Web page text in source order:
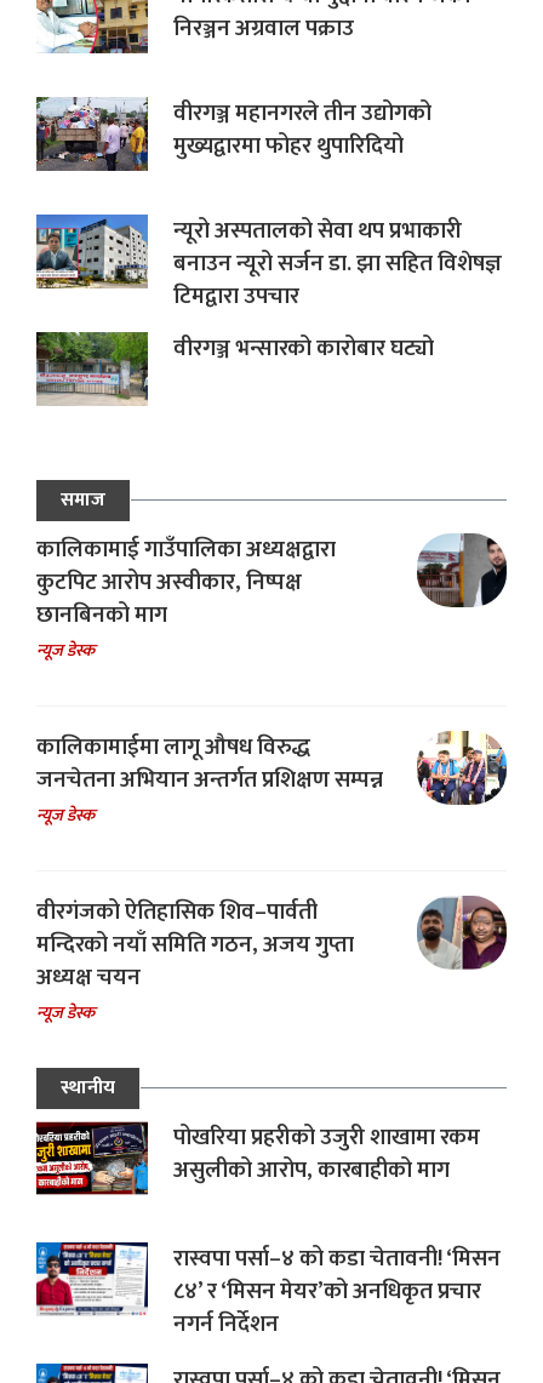
निरञ्जन अग्रवाल पक्राउ
वीरगञ्ज महानगरले तीन उद्योगको
मुख्यद्वारमा फोहर थुपारिदियो
न्यूरो अस्पतालको सेवा थप प्रभाकारी
बनाउन न्यूरो सर्जन डा. झा सहित विशेषज्ञ
टिमद्वारा उपचार
वीरगञ्ज भन्सारको कारोबार घट्यो
समाज
कालिकामाई गाउँपालिका अध्यक्षद्वारा
कुटपिट आरोप अस्वीकार, निष्पक्ष
छानबिनको माग
न्यूज डेस्क
कालिकामाईमा लागू औषध विरुद्ध
जनचेतना अभियान अन्तर्गत प्रशिक्षण सम्पन्न
न्यूज डेस्क
वीरगंजको ऐतिहासिक शिव–पार्वती
मन्दिरको नयाँ समिति गठन, अजय गुप्ता
अध्यक्ष चयन
न्यूज डेस्क
स्थानीय
पोखरिया प्रहरीको उजुरी शाखामा रकम
असुलीको आरोप, कारबाहीको माग
रास्वपा पर्सा–४ को कडा चेतावनी! ‘मिसन
८४’ र ‘मिसन मेयर’को अनधिकृत प्रचार
नगर्न निर्देशन